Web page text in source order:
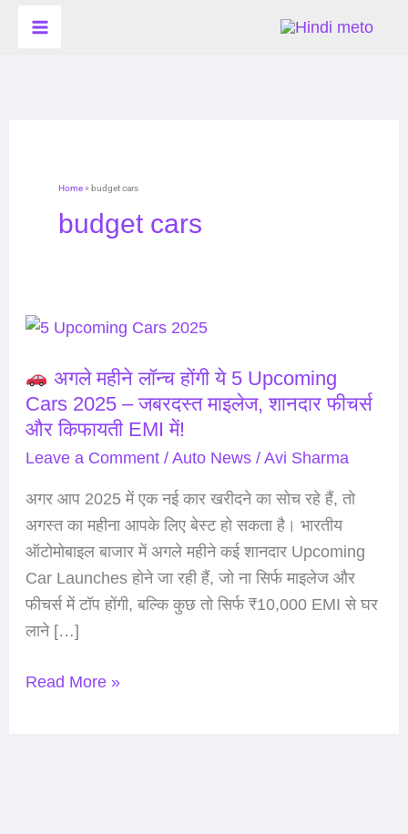
Home» budget cars
budget cars
अगले महीने लॉन्च होंगी ये 5 Upcoming
Cars 2025 – जबरदस्त माइलेज, शानदार फीचर्स
और किफायती EMI में!
Leave a Comment / Auto News/ Avi Sharma
अगर आप 2025 में एक नई कार खरीदने का सोच रहे हैं, तो
अगस्त का महीना आपके लिए बेस्ट हो सकता है। भारतीय
ऑटोमोबाइल बाजार में अगले महीने कई शानदार Upcoming
Car Launches होने जा रही हैं, जो ना सिर्फ माइलेज और
फीचर्स में टॉप होंगी, बल्कि कुछ तो सिर्फ ₹10,000 EMI से घर
लाने […]
महीने
लॉन्च
होंगी
ये
माइलेज,
Read More »